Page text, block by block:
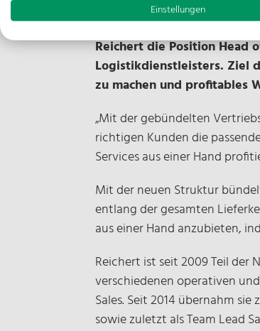
Osnabrück, 05. Mai 2026 –
Reichert die Position Head
Logistikdienstleisters. Ziel
zu machen und profitables
„Mit der gebündelten
richtigen Kunden die
Services aus einer Hand
Mit der neuen Struktur
entlang der gesamten
aus einer Hand anzubieten,
Reichert ist seit 2009 Teil der
verschiedenen operativen
Sales. Seit 2014 übernahm
sowie zuletzt als Team Lead
Einstellungen